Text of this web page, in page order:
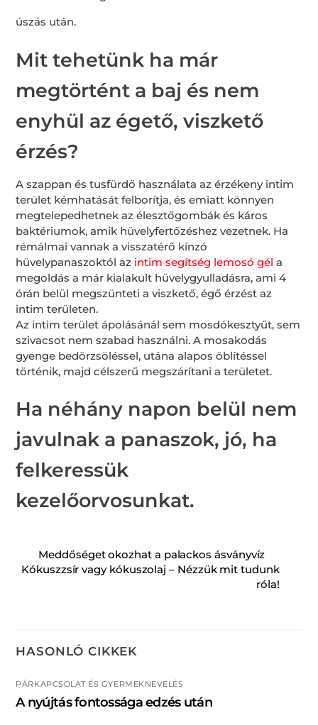
úszás után.
Mit tehetünk ha már
megtörtént a baj és nem
enyhül az égető, viszkető
érzés?
A szappan és tusfürdő használata az érzékeny intim
terület kémhatását felborítja, és emiatt könnyen
megtelepedhetnek az élesztőgombák és káros
baktériumok, amik hüvelyfertőzéshez vezetnek. Ha
rémálmai vannak a visszatérő kínzó
hüvelypanaszoktól az intim segítség lemosó gél a
megoldás a már kialakult hüvelygyulladásra, ami 4
órán belül megszünteti a viszkető, égő érzést az
intim területen.
Az intim terület ápolásánál sem mosdókesztyűt, sem
szivacsot nem szabad használni. A mosakodás
gyenge bedörzsöléssel, utána alapos öblítéssel
történik, majd célszerű megszárítani a területet.
Ha néhány napon belül nem
javulnak a panaszok, jó, ha
felkeressük
kezelőorvosunkat.
Meddőséget okozhat a palackos ásványvíz
Kókuszzsír vagy kókuszolaj – Nézzük mit tudunk
róla!
HASONLÓ CIKKEK
PÁRKAPCSOLAT ÉS GYERMEKNEVELÉS
A nyújtás fontossága edzés után